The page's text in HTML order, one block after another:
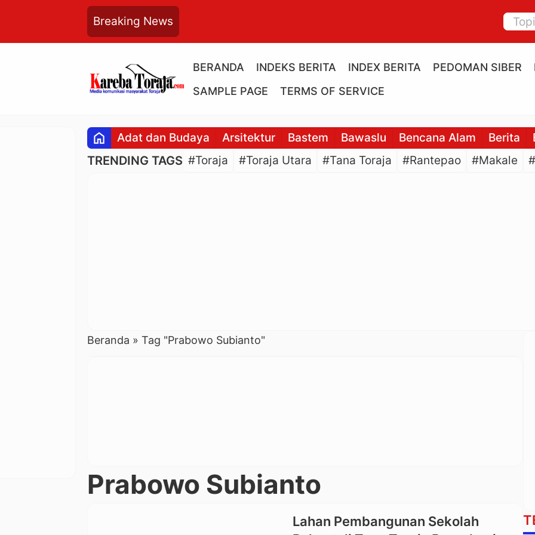
Breaking News
BERANDA INDEKS BERITA INDEX BERITA PEDOMAN SIBER
SAMPLE PAGE
TERMS OF SERVICE
home Adat dan Budaya Arsitektur Bastem Bawaslu Bencana Alam Berita
TRENDING TAGS #Toraja #Toraja Utara #Tana Toraja #Rantepao #Makale
Beranda » Tag "Prabowo Subianto"
Prabowo Subianto
Lahan Pembangunan Sekolah